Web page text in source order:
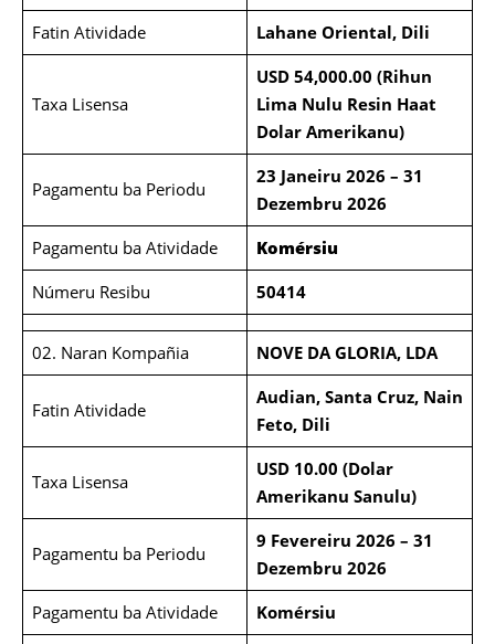
Fatin Atividade
Lahane Oriental, Dili
Taxa Lisensa
USD 54,000.00 (Rihun
Lima Nulu Resin Haat
Dolar Amerikanu)
Pagamentu ba Periodu
23 Janeiru 2026 – 31
Dezembru 2026
Pagamentu ba Atividade
Komérsiu
Númeru Resibu
50414
02. Naran Kompañia NOVE DA GLORIA, LDA
Fatin Atividade
Audian, Santa Cruz, Nain
Feto, Dili
Taxa Lisensa
USD 10.00 (Dolar
Amerikanu Sanulu)
Pagamentu ba Periodu
9 Fevereiru 2026 – 31
Dezembru 2026
Pagamentu ba Atividade
Komérsiu